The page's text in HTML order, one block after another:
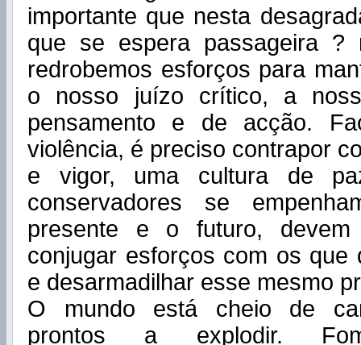
importante que nesta
que se espera passageira ?
redrobemos esforços para
o nosso juízo crítico, a
pensamento e de acção.
violência, é preciso contrapor
e vigor, uma cultura de
conservadores se
presente e o futuro, devem
conjugar esforços com os que
e desarmadilhar esse mesmo
O mundo está cheio de
prontos a explodir.